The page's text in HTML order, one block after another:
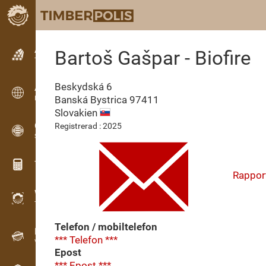
Annonsering
Textbaserade annonser
Annonsering
Internationella annonser
OPTI-TIMB
Sågmönster
Träkalkylatorer
WoodProfi
Trävolym med AI
Registrering
Virkeinventering i fält
Bartoš Gašpar - Biofire
Beskydská 6
Banská Bystrica 97411
Slovakien
Registrerad : 2025
Telefon / mobiltelefon
*** Telefon ***
Epost